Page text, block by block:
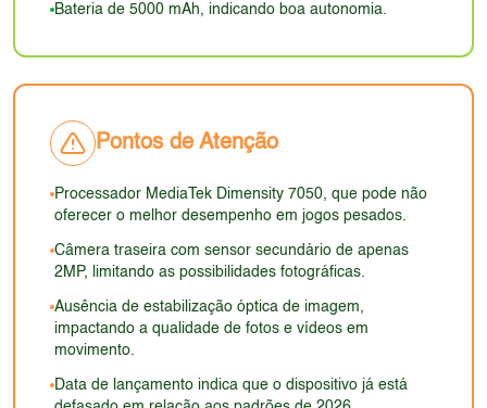
relação à durabilidade.
Bateria de 5000 mAh, indicando boa autonomia.
Pontos de Atenção
Processador MediaTek Dimensity 7050, que pode não
oferecer o melhor desempenho em jogos pesados.
Câmera traseira com sensor secundário de apenas
2MP, limitando as possibilidades fotográficas.
Ausência de estabilização óptica de imagem,
impactando a qualidade de fotos e vídeos em
movimento.
Data de lançamento indica que o dispositivo já está